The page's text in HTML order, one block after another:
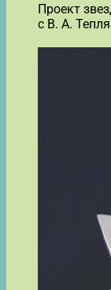
Проект
с В. А.